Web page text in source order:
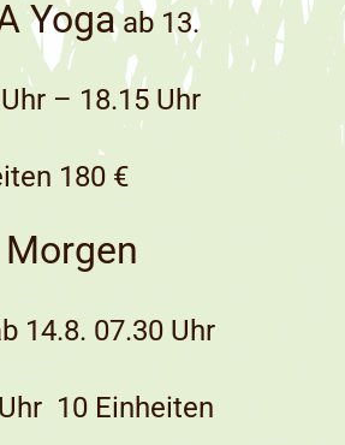
Yogaab 13.
– 18.15 Uhr
180 €
14.8. 07.30 Uhr
10 Einheiten